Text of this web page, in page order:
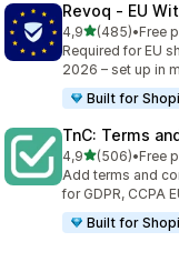
Revoq ‑ EU
4,9z 5 hvězd
(485)
Celkový počet
•Free
Required for EU
2026 – set up in
Built for
TnC: Terms
4,9z 5 hvězd
(506)
Celkový počet
•Free
Add terms and
for GDPR, CCPA
Built for